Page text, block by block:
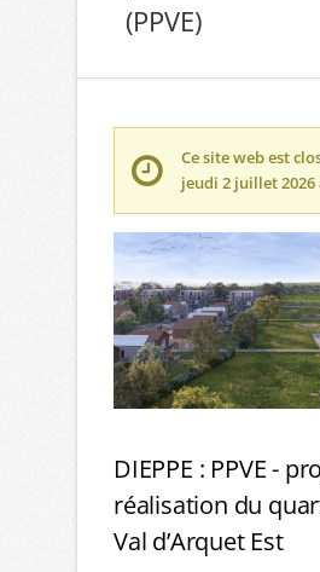
(PPVE)
Ce site web est
jeudi 2 juillet 2026
DIEPPE : PPVE -
réalisation du
Val d’Arquet Est